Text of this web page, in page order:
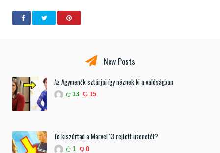
New Posts
Az Agymenők sztárjai így néznek ki a valóságban
13 15
Te kiszúrtad a Marvel 13 rejtett üzenetét?
1 0